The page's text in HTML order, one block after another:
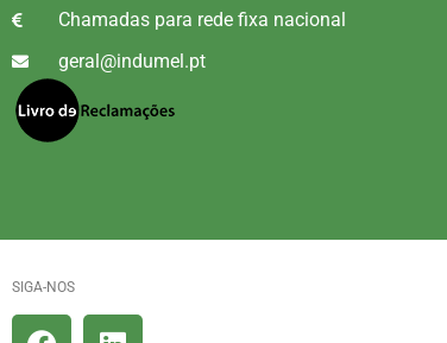
Chamadas para rede fixa nacional
geral@indumel.pt
SIGA-NOS